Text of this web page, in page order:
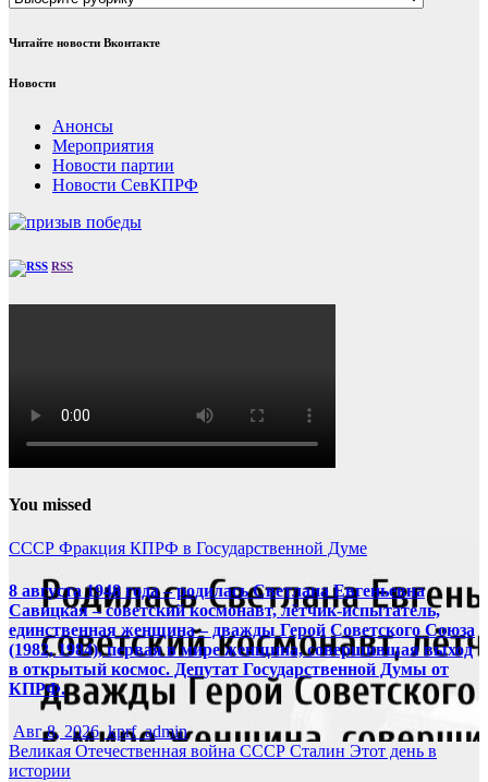
Читайте новости Вконтакте
Новости
Анонсы
Мероприятия
Новости партии
Новости СевКПРФ
RSS
You missed
СССР Фракция КПРФ в Государственной Думе
8 августа 1948 года – родилась Светлана Евгеньевна
Савицкая – советский космонавт, лётчик-испытатель,
единственная женщина – дважды Герой Советского Союза
(1982, 1984), первая в мире женщина, совершившая выход
в открытый космос. Депутат Государственной Думы от
КПРФ.
Авг 8, 2026 kprf_admin
Великая Отечественная война СССР Сталин Этот день в
истории